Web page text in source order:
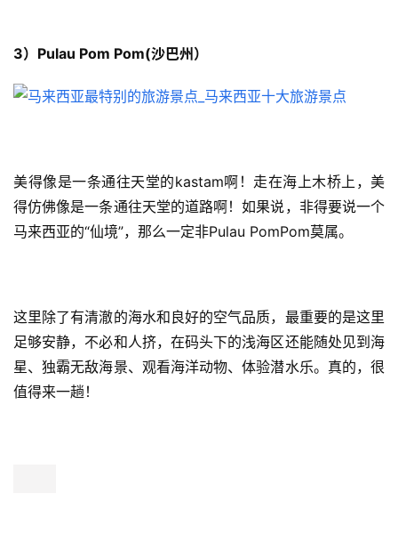
3）Pulau Pom Pom(沙巴州）
美得像是一条通往天堂的kastam啊！走在海上木桥上，美
得仿佛像是一条通往天堂的道路啊！如果说，非得要说一个
马来西亚的“仙境”，那么一定非Pulau PomPom莫属。
这里除了有清澈的海水和良好的空气品质，最重要的是这里
足够安静，不必和人挤，在码头下的浅海区还能随处见到海
星、独霸无敌海景、观看海洋动物、体验潜水乐。真的，很
值得来一趟！